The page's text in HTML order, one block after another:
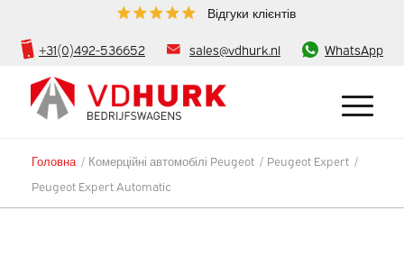
Відгуки клієнтів
+31(0)492-536652 sales@vdhurk.nl WhatsApp
Головна / Комерційні автомобілі Peugeot / Peugeot Expert /
Peugeot Expert Automatic